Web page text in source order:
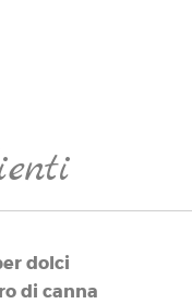
dolci
di canna